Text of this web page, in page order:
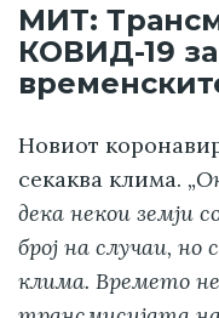
МИТ:
КОВИД-19
Новиот
секаква клима.
дека некои земји
број на случаи, но
клима. Времето